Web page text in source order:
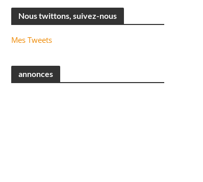
Nous twittons, suivez-nous
Mes Tweets
annonces